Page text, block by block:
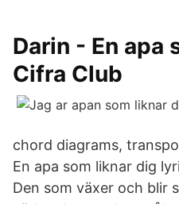
Darin - En apa
Cifra Club
chord diagrams,
En apa som liknar dig
Den som växer och blir